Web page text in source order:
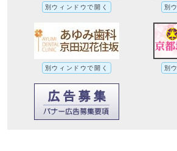
別ウィンドウで開く 別
別ウィンドウで開く 別